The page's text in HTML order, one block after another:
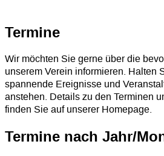
Termine
Wir möchten Sie gerne über die
unserem Verein informieren. Halten
spannende Ereignisse und
anstehen. Details zu den Terminen
finden Sie auf unserer Homepage.
Termine nach Jahr/